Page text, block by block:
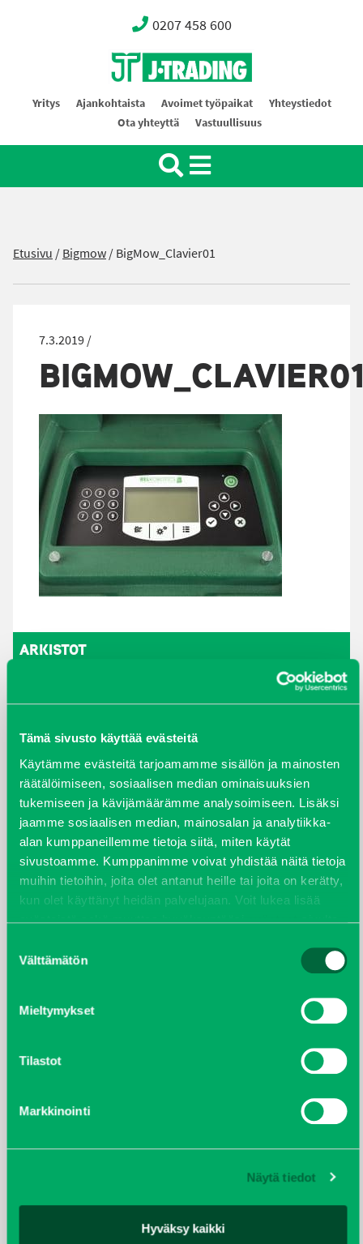
Tämä sivusto käyttää evästeitä
Käytämme evästeitä tarjoamamme sisällön ja mainosten
räätälöimiseen, sosiaalisen median ominaisuuksien
tukemiseen ja kävijämäärämme analysoimiseen. Lisäksi
jaamme sosiaalisen median, mainosalan ja analytiikka-
alan kumppaneillemme tietoja siitä, miten käytät
sivustoamme. Kumppanimme voivat yhdistää näitä tietoja
muihin tietoihin, joita olet antanut heille tai joita on kerätty,
kun olet käyttänyt heidän palvelujaan. Voit lukea lisää
evästeistä sekä muuttaa hyväksyntääsievästeetsivulta.
valinta
Välttämätön
Mieltymykset
Tilastot
Markkinointi
Näytä tiedot
Hyväksy kaikki
0207 458 600
Oy J-Trading Ab
Yritys Ajankohtaista Avoimet työpaikat
Yhteystiedot
Ota yhteyttä
Vastuullisuus
Etusivu /Bigmow/BigMow_Clavier01
7.3.2019 /
ARKISTOT
syyskuu 2023
joulukuu 2022
huhtikuu 2022
helmikuu 2022
joulukuu 2021
lokakuu 2021
kesäkuu 2021
tammikuu 2021